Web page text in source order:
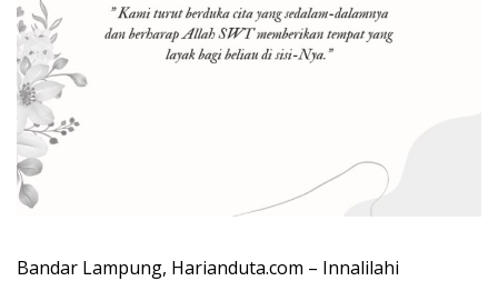
Bandar Lampung, Harianduta.com – Innalilahi